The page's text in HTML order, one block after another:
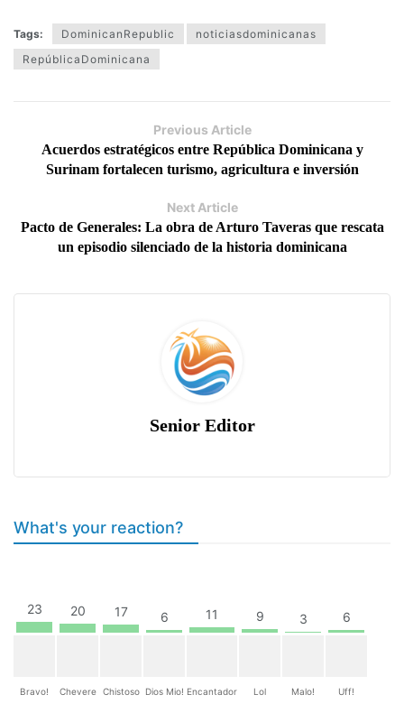
Tags: DominicanRepublic
noticiasdominicanas
RepúblicaDominicana
Previous Article
Acuerdos estratégicos entre República Dominicana y
Surinam fortalecen turismo, agricultura e inversión
Next Article
Pacto de Generales: La obra de Arturo Taveras que rescata
un episodio silenciado de la historia dominicana
Senior Editor
What's your reaction?
23
Bravo!
20
Chevere
17
Chistoso
6
Dios Mio!
11
Encantador
9
Lol
3
Malo!
6
Uff!